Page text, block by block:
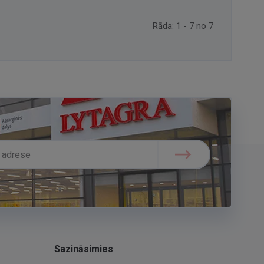
Rāda: 1 - 7 no 7
Sazināsimies